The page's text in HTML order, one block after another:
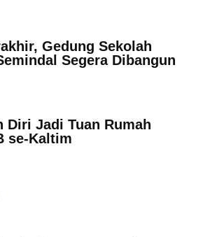
Gedung Sekolah
Segera Dibangun
Diri Jadi Tuan Rumah
se-Kaltim